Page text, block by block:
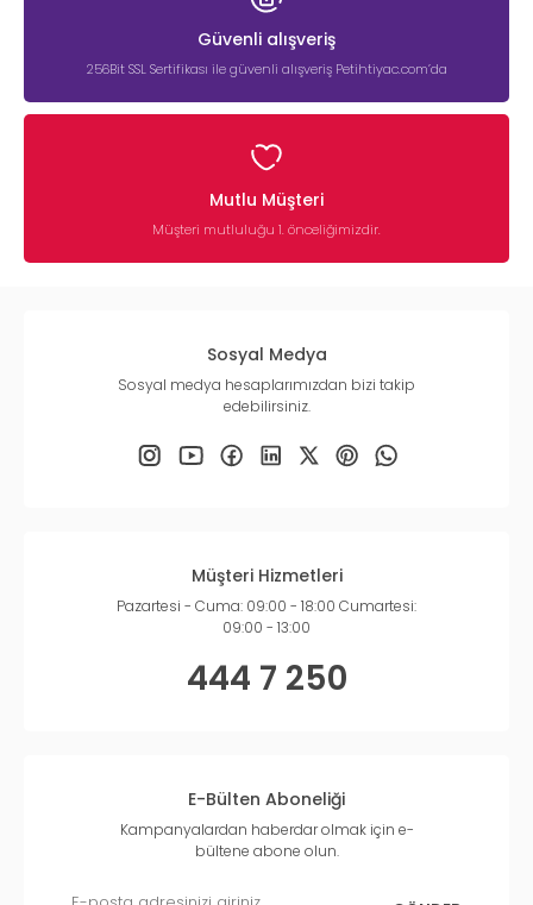
Güvenli alışveriş
256Bit SSL Sertifikası ile güvenli alışveriş Petihtiyac.com’da
Mutlu Müşteri
Müşteri mutluluğu 1. önceliğimizdir.
Sosyal Medya
Sosyal medya hesaplarımızdan bizi takip
edebilirsiniz.
Müşteri Hizmetleri
Pazartesi - Cuma: 09:00 - 18:00 Cumartesi:
09:00 - 13:00
444 7 250
E-Bülten Aboneliği
Kampanyalardan haberdar olmak için e-
bültene abone olun.